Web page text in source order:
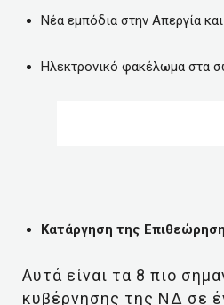
Νέα εμπόδια στην Απεργία
Ηλεκτρονικό φακέλωμα στα
Κατάργηση της
Αυτά είναι τα 8 πιο
κυβέρνησης της ΝΔ σε